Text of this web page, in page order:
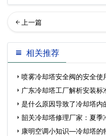
却塔风机振动的危害及处理
方法…
相关推荐
喷雾冷却塔安全阀的安全使
广东冷却塔工厂解析安装
是什么原因导致了冷却塔内
怎 韶关冷却塔修理厂家：夏季
却塔康明空调小知识—冷却塔的